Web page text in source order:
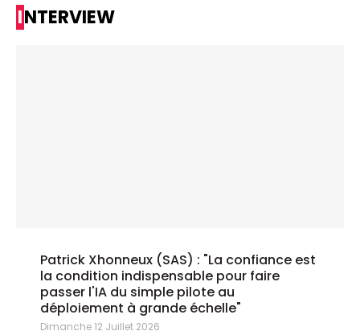
INTERVIEW
Patrick Xhonneux (SAS) : "La confiance est
la condition indispensable pour faire
passer l'IA du simple pilote au
déploiement à grande échelle"
Dimanche 12 Juillet 2026